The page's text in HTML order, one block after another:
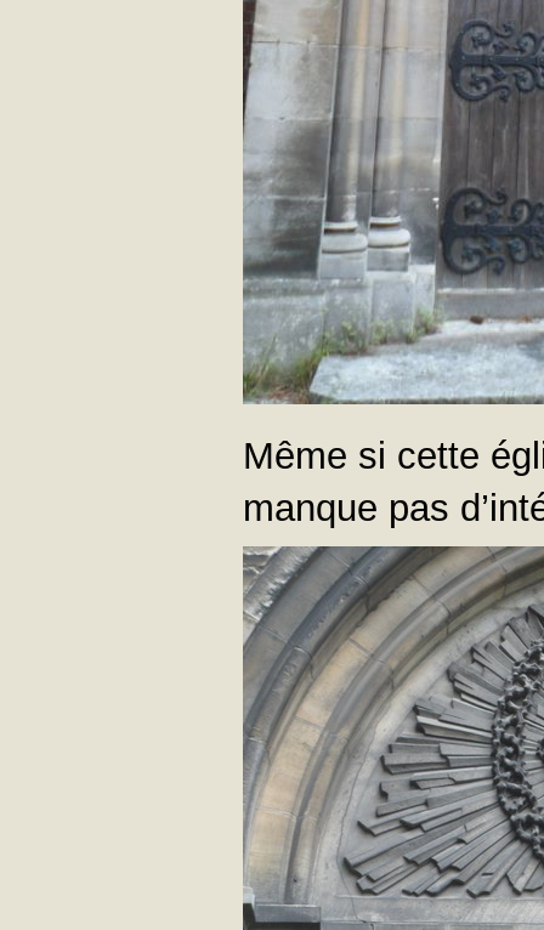
Même si cette
manque pas